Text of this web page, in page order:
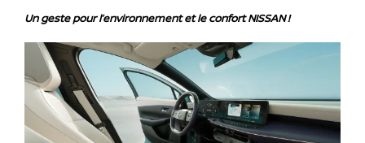
Un geste pour l’environnement et le confort NISSAN !